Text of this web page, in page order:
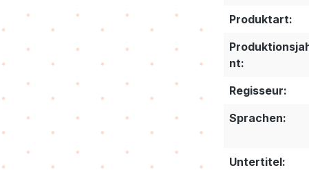
Produktart:
nt:
Regisseur:
Sprachen:
Untertitel: